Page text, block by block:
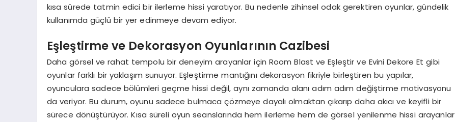
kısa sürede tatmin edici bir ilerleme hissi yaratıyor. Bu nedenle zihinsel odak gerektiren oyunlar, gündelik
kullanımda güçlü bir yer edinmeye devam ediyor.
Eşleştirme ve Dekorasyon Oyunlarının Cazibesi
Daha görsel ve rahat tempolu bir deneyim arayanlar için Room Blast ve Eşleştir ve Evini Dekore Et gibi
oyunlar farklı bir yaklaşım sunuyor. Eşleştirme mantığını dekorasyon fikriyle birleştiren bu yapılar,
oyunculara sadece bölümleri geçme hissi değil, aynı zamanda alanı adım adım değiştirme motivasyonu
da veriyor. Bu durum, oyunu sadece bulmaca çözmeye dayalı olmaktan çıkarıp daha akıcı ve keyifli bir
sürece dönüştürüyor. Kısa süreli oyun seanslarında hem ilerleme hem de görsel yenilenme hissi arayanlar